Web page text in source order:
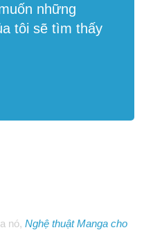
những
tôi sẽ tìm thấy
nó, Nghệ thuật Manga cho